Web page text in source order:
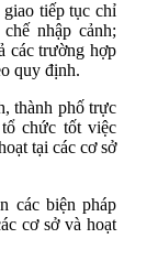
tiếp tục chỉ
nhập cảnh;
các trường hợp
quy định.
thành phố trực
chức tốt việc
tại các cơ sở
các biện pháp
cơ sở và hoạt